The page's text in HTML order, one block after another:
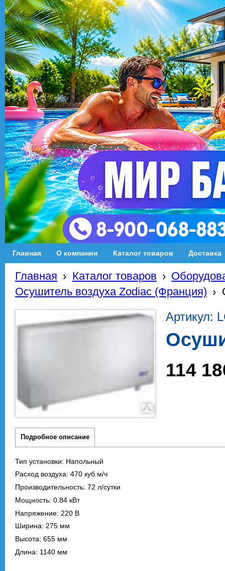
Главная О компании Каталог товаров Доставка
Главная › Каталог товаров ›
Осушитель воздуха Zodiac (Франция) ›
Артикул:
114
Подробное описание
Тип установки: Напольный
Расход воздуха: 470 куб.м/ч
Производительность: 72 л/сутки
Мощность: 0.84 кВт
Напряжение: 220 В
Ширина: 275 мм
Высота: 655 мм
Длина: 1140 мм